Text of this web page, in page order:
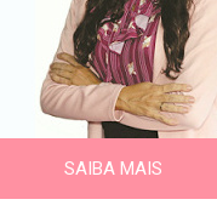
SAIBA MAIS